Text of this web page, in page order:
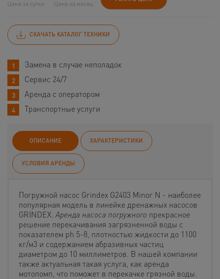
Цена за сутки Цена за месяц
СКАЧАТЬ КАТАЛОГ ТЕХНИКИ
Замена в случае неполадок
Сервис 24/7
Аренда с оператором
Транспортные услуги
ОПИСАНИЕ ХАРАКТЕРИСТИКИ
УСЛОВИЯ АРЕНДЫ
Погружной насос Grindex G2403 Minor N - наиболее
популярная модель в линейке дренажных насосов
GRINDEX. Аренда насоса погружного прекрасное
решение перекачивания загрязненной воды с
показателем ph 5-8, плотностью жидкости до 1100
кг/м3 и содержанием абразивных частиц
диаметром до 10 миллиметров. В нашей компании
также актуальная такая услуга, как аренда
мотопомп, что поможет в перекачке грязной воды.